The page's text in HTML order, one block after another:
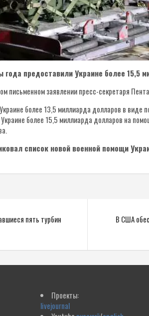
предоставили Украине более 15,5
письменном заявлении пресс-секретаря
более 13,5 миллиарда долларов в виде
более 15,5 миллиарда долларов на
список новой военной помощи
пять турбин
В США
Проекты:
livejournal